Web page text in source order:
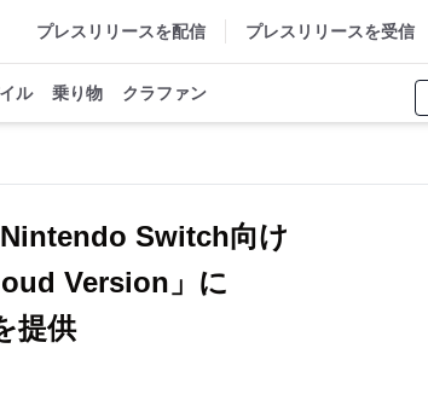
プレスリリースを配信 プレスリリースを受信
ル 乗り物 クラファン
Nintendo Switch向け
Version」に
提供